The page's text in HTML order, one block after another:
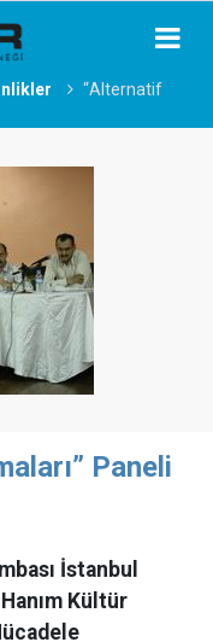
“Alternatif
Paneli
İstanbul
Kültür